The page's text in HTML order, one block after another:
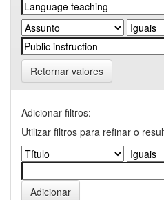
Retornar valores
Adicionar filtros:
Utilizar filtros para refinar o